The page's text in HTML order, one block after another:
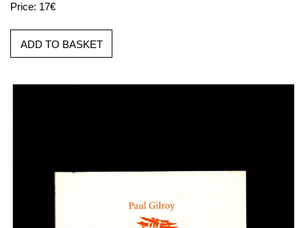
Price: 17€
ADD TO BASKET